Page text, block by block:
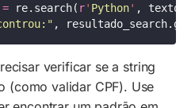
= re.search( r' Python' , texto)
" ,
verificar se a string
(como validar CPF). Use